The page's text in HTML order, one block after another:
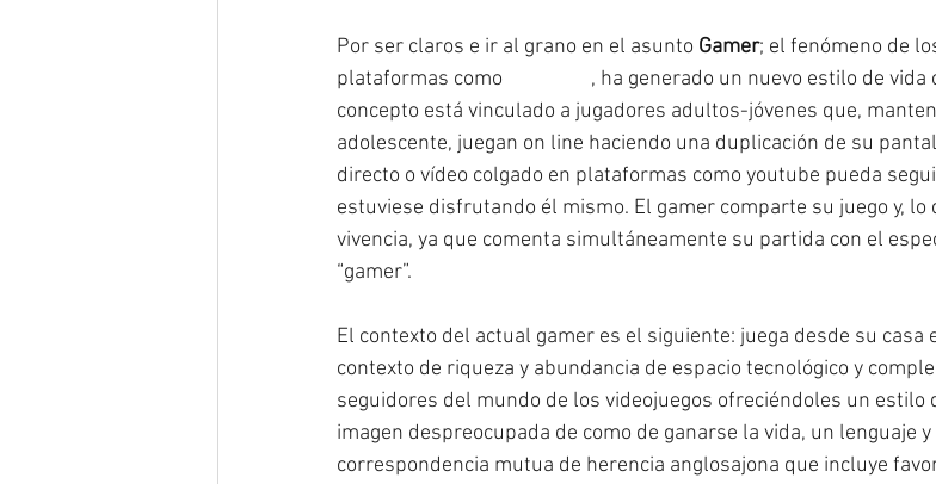
Por ser claros e ir al grano en el asunto Gamer; el fenómeno de
plataformas como
, ha generado un nuevo estilo de vida
concepto está vinculado a jugadores adultos-jóvenes que,
adolescente, juegan on line haciendo una duplicación de su
directo o vídeo colgado en plataformas como youtube pueda
estuviese disfrutando él mismo. El gamer comparte su juego y,
vivencia, ya que comenta simultáneamente su partida con el
“gamer”.
El contexto del actual gamer es el siguiente: juega desde su casa
contexto de riqueza y abundancia de espacio tecnológico y
seguidores del mundo de los videojuegos ofreciéndoles un estilo
imagen despreocupada de como de ganarse la vida, un lenguaje
correspondencia mutua de herencia anglosajona que incluye